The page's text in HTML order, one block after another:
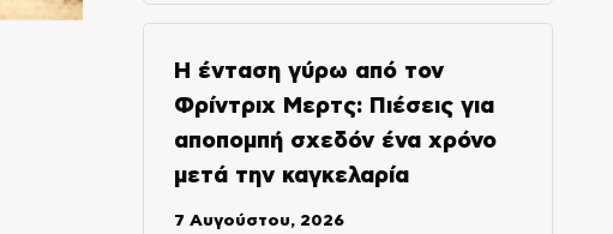
Η ένταση γύρω από τον
Φρίντριχ Μερτς: Πιέσεις για
αποπομπή σχεδόν ένα χρόνο
μετά την καγκελαρία
7 Αυγούστου, 2026